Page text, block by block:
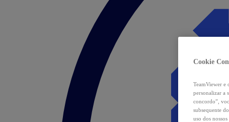
Cookie
TeamViewer e
personalizar a
concordo”,
subsequente
uso dos